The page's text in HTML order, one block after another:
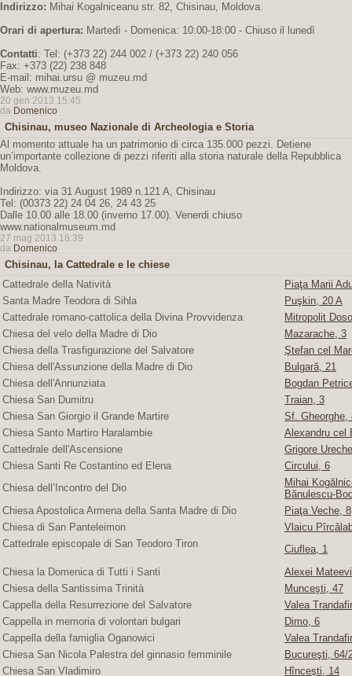
Indirizzo: Mihai Kogalniceanu str. 82, Chisinau, Moldova.
Orari di apertura: Martedì - Domenica: 10:00-18:00 - Chiuso il lunedì
Contatti: Tel: (+373 22) 244 002 / (+373 22) 240 056
Fax: +373 (22) 238 848
E-mail: mihai.ursu @ muzeu.md
Web: www.muzeu.md
20 gen 2013 15:45
da Domenico
Chisinau, museo Nazionale di Archeologia e Storia
Al momento attuale ha un patrimonio di circa 135.000 pezzi. Detiene
un’importante collezione di pezzi riferiti alla storia naturale della Repubblica
Moldova.
Indirizzo: via 31 August 1989 n.121 A, Chisinau
Tel: (00373 22) 24 04 26, 24 43 25
Dalle 10.00 alle 18.00 (inverno 17.00). Venerdi chiuso
www.nationalmuseum.md
27 mag 2013 18:39
da Domenico
Chisinau, la Cattedrale e le chiese
Cattedrale della Natività
Piaţa Marii
Santa Madre Teodora di Sihla
Puşkin, 20 A
Cattedrale romano-cattolica della Divina Provvidenza
Mitropolit
Chiesa del velo della Madre di Dio
Mazarache, 3
Chiesa della Trasfigurazione del Salvatore
Ştefan cel
Chiesa dell'Assunzione della Madre di Dio
Bulgară, 21
Chiesa dell'Annunziata
Bogdan
Chiesa San Dumitru
Traian, 3
Chiesa San Giorgio il Grande Martire
Sf. Gheorghe,
Chiesa Santo Martiro Haralambie
Alexandru cel
Cattedrale dell'Ascensione
Grigore
Chiesa Santi Re Costantino ed Elena
Circului, 6
Chiesa dell’Incontro del Dio
Mihai
Bănulescu-
Chiesa Apostolica Armena della Santa Madre di Dio
Piaţa Veche, 8
Chiesa di San Panteleimon
Vlaicu
Cattedrale episcopale di San Teodoro Tiron
Ciuflea, 1
Chiesa la Domenica di Tutti i Santi
Alexei
Chiesa della Santissima Trinità
Munceşti, 47
Cappella della Resurrezione del Salvatore
Valea
Cappella in memoria di volontari bulgari
Dimo, 6
Cappella della famiglia Oganowici
Valea
Chiesa San Nicola Palestra del ginnasio femminile
Bucureşti, 64/
Chiesa San Vladimiro
Hînceşti, 14